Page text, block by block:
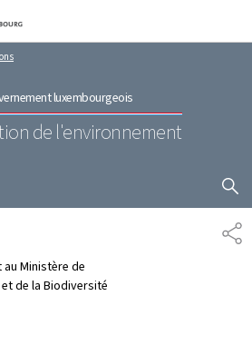
menu principal
au contenu
luxembourgeois
de l'environnement
Ministère de
de la Biodiversité